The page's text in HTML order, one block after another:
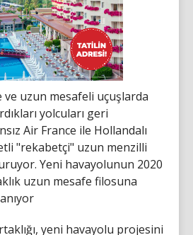
uzun mesafeli uçuşlarda
yolcuları geri
Air France ile Hollandalı
"rekabetçi" uzun menzilli
Yeni havayolunun 2020
uzun mesafe filosuna
yeni havayolu projesini